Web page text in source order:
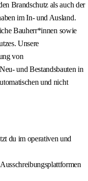
Brandschutz als auch der
im In- und Ausland.
Bauherr*innen sowie
Unsere
von
und Bestandsbauten in
und nicht
du im operativen und